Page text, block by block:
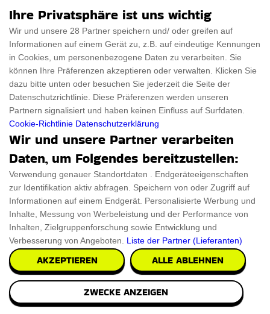
Sparen Sie Geld und Verwenden Sie Alldrei
DE Gutschein
Betreten Sie ThingsFromMars-DE, Ihr Sparportal, wo
Verbraucherwünsche auf beispiellose Qualität treffen. Nutzen Sie
die Kraft des Sparens mit unseren exklusiven Codes und stellen
Sie sicher, dass Ihre Reise in die Zukunft sowohl stressfrei als auch
budgetfreundlich ist. Einige der besten sind Alldrei DE Rabattcode
und Gutscheincode. Werden Sie Teil der Shopping-Revolution mit
ThingsFromMars-DE und Alldrei DE, wo intelligente
Entscheidungen große Ersparnisse bringen!
Ähnlich zu Alldrei DE Gutscheine
Allies Shop Gutschein
Ihre Privatsphäre ist uns wichtig
Wir und unsere 28 Partner speichern und/ oder greifen auf
Informationen auf einem Gerät zu, z.B. auf eindeutige Kennungen
in Cookies, um personenbezogene Daten zu verarbeiten. Sie
können Ihre Präferenzen akzeptieren oder verwalten. Klicken Sie
dazu bitte unten oder besuchen Sie jederzeit die Seite der
Datenschutzrichtlinie. Diese Präferenzen werden unseren
Partnern signalisiert und haben keinen Einfluss auf Surfdaten.
Cookie-Richtlinie Datenschutzerklärung
Wir und unsere Partner verarbeiten
Daten, um Folgendes bereitzustellen:
Verwendung genauer Standortdaten . Endgeräteeigenschaften
zur Identifikation aktiv abfragen. Speichern von oder Zugriff auf
Informationen auf einem Endgerät. Personalisierte Werbung und
Inhalte, Messung von Werbeleistung und der Performance von
Inhalten, Zielgruppenforschung sowie Entwicklung und
Verbesserung von Angeboten. Liste der Partner (Lieferanten)
AKZEPTIEREN ALLE ABLEHNEN
ZWECKE ANZEIGEN